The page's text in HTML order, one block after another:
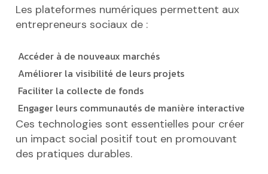
Les plateformes numériques permettent aux
entrepreneurs sociaux de :
Accéder à de nouveaux marchés
Améliorer la visibilité de leurs projets
Faciliter la collecte de fonds
Engager leurs communautés de manière interactive
Ces technologies sont essentielles pour créer
un impact social positif tout en promouvant
des pratiques durables.